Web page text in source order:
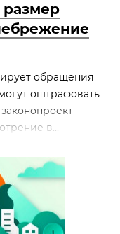
размер
обращения
оштрафовать
в...